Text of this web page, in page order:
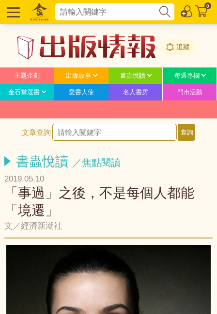
0
追蹤
主題企劃 出版故事 書蟲悅讀 每週專欄
金石堂選書 愛書大使 名人書房 門市活動
文章查詢
書蟲悅讀 ／焦點閱讀
2019.05.10
「事過」之後，不是每個人都能
「境遷」
文／經濟新潮社